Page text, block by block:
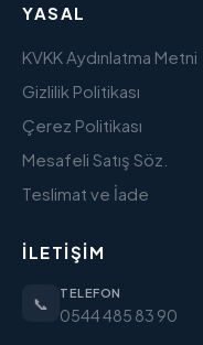
YASAL
KVKK Aydınlatma Metni
Gizlilik Politikası
Çerez Politikası
Mesafeli Satış Söz.
Teslimat ve İade
İLETIŞIM
📞
TELEFON
0544 485 83 90